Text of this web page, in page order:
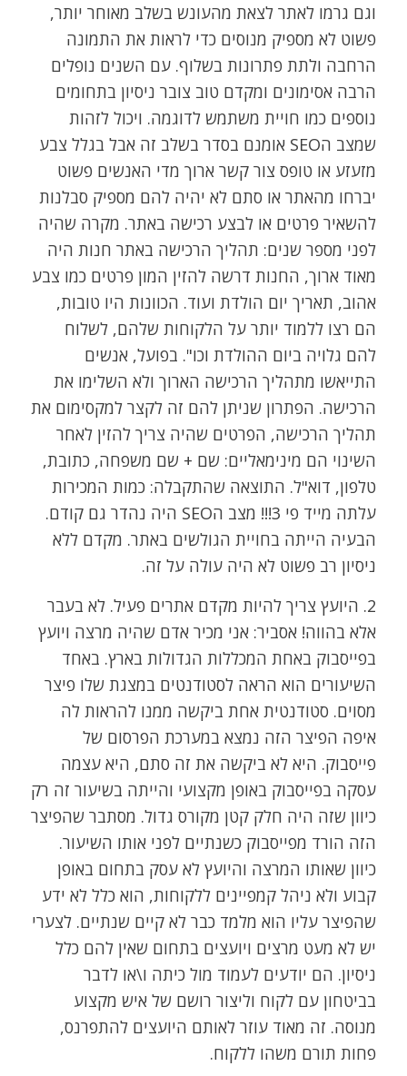
וגם גרמו לאתר לצאת מהעונש בשלב מאוחר יותר,
פשוט לא מספיק מנוסים כדי לראות את התמונה
הרחבה ולתת פתרונות בשלוף. עם השנים נופלים
הרבה אסימונים ומקדם טוב צובר ניסיון בתחומים
נוספים כמו חויית משתמש לדוגמה. ויכול לזהות
שמצב הSEO אומנם בסדר בשלב זה אבל בגלל צבע
מזעזע או טופס צור קשר ארוך מדי האנשים פשוט
יברחו מהאתר או סתם לא יהיה להם מספיק סבלנות
להשאיר פרטים או לבצע רכישה באתר. מקרה שהיה
לפני מספר שנים: תהליך הרכישה באתר חנות היה
מאוד ארוך, החנות דרשה להזין המון פרטים כמו צבע
אהוב, תאריך יום הולדת ועוד. הכוונות היו טובות,
הם רצו ללמוד יותר על הלקוחות שלהם, לשלוח
להם גלויה ביום ההולדת וכו". בפועל, אנשים
התייאשו מתהליך הרכישה הארוך ולא השלימו את
הרכישה. הפתרון שניתן להם זה לקצר למקסימום את
תהליך הרכישה, הפרטים שהיה צריך להזין לאחר
השינוי הם מינימאליים: שם + שם משפחה, כתובת,
טלפון, דוא"ל. התוצאה שהתקבלה: כמות המכירות
עלתה מייד פי 3!!! מצב הSEO היה נהדר גם קודם.
הבעיה הייתה בחויית הגולשים באתר. מקדם ללא
ניסיון רב פשוט לא היה עולה על זה.
2. היועץ צריך להיות מקדם אתרים פעיל. לא בעבר
אלא בהווה! אסביר: אני מכיר אדם שהיה מרצה ויועץ
בפייסבוק באחת המכללות הגדולות בארץ. באחד
השיעורים הוא הראה לסטודנטים במצגת שלו פיצר
מסוים. סטודנטית אחת ביקשה ממנו להראות לה
איפה הפיצר הזה נמצא במערכת הפרסום של
פייסבוק. היא לא ביקשה את זה סתם, היא עצמה
עסקה בפייסבוק באופן מקצועי והייתה בשיעור זה רק
כיוון שזה היה חלק קטן מקורס גדול. מסתבר שהפיצר
הזה הורד מפייסבוק כשנתיים לפני אותו השיעור.
כיוון שאותו המרצה והיועץ לא עסק בתחום באופן
קבוע ולא ניהל קמפיינים ללקוחות, הוא כלל לא ידע
שהפיצר עליו הוא מלמד כבר לא קיים שנתיים. לצערי
יש לא מעט מרצים ויועצים בתחום שאין להם כלל
ניסיון. הם יודעים לעמוד מול כיתה ו\או לדבר
בביטחון עם לקוח וליצור רושם של איש מקצוע
מנוסה. זה מאוד עוזר לאותם היועצים להתפרנס,
פחות תורם משהו ללקוח.